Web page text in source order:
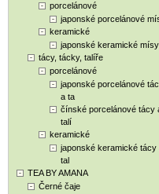
porcelánové
japonské porcelánové
keramické
japonské keramické mísy
tácy, tácky, talíře
porcelánové
japonské porcelánové
a ta
čínské porcelánové tácy
talí
keramické
japonské keramické tácy
tal
TEA BY AMANA
Černé čaje